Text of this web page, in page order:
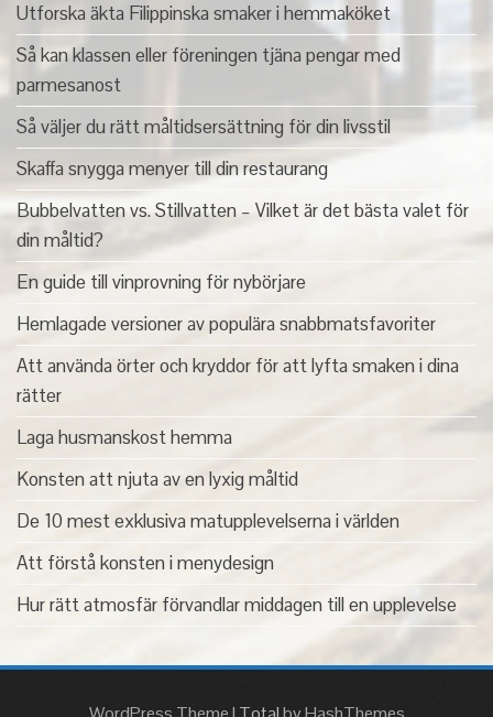
Utforska äkta Filippinska smaker i hemmaköket
Så kan klassen eller föreningen tjäna pengar med
parmesanost
Så väljer du rätt måltidsersättning för din livsstil
Skaffa snygga menyer till din restaurang
Bubbelvatten vs. Stillvatten – Vilket är det bästa valet för
din måltid?
En guide till vinprovning för nybörjare
Hemlagade versioner av populära snabbmatsfavoriter
Att använda örter och kryddor för att lyfta smaken i dina
rätter
Laga husmanskost hemma
Konsten att njuta av en lyxig måltid
De 10 mest exklusiva matupplevelserna i världen
Att förstå konsten i menydesign
Hur rätt atmosfär förvandlar middagen till en upplevelse